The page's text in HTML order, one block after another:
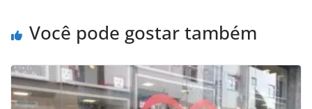
Você pode gostar também